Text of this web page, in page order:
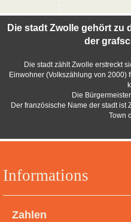
Informations
Zahlen
Die stadt Zwolle gehört zu
der
Die stadt zählt Zwolle erstreckt
Einwohner (Volkszählung von
Die
Der französische Name der stadt ist
Town